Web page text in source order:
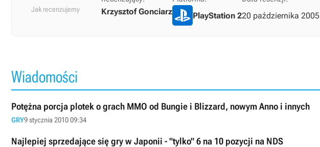
Jak recenzujemy
Krzysztof Gonciarz
PlayStation 220 października 2005
Wiadomości
Potężna porcja plotek o grach MMO od Bungie i Blizzard, nowym Anno i innych
GRY9 stycznia 2010 09:34
Najlepiej sprzedające się gry w Japonii - "tylko" 6 na 10 pozycji na NDS